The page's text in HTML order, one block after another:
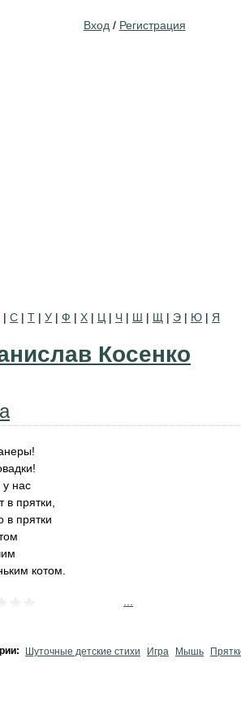
Вход / Регистрация
| С | Т | У | Ф | Х | Ц | Ч | Ш | Щ | Э | Ю | Я
Косенко
нас
в прятки,
в прятки
котом.
Шуточные детские стихи Игра Мышь